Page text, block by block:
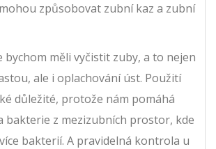
způsobovat zubní kaz a zubní
bychom měli vyčistit zuby, a to nejen
ale i oplachování úst. Použití
důležité, protože nám pomáhá
bakterie z mezizubních prostor, kde
bakterií. A pravidelná kontrola u